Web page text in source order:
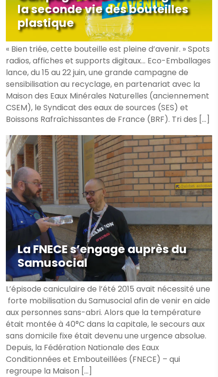
la seconde vie des bouteilles
plastique
« Bien triée, cette bouteille est pleine d’avenir. » Spots
radios, affiches et supports digitaux… Eco-Emballages
lance, du 15 au 22 juin, une grande campagne de
sensibilisation au recyclage, en partenariat avec la
Maison des Eaux Minérales Naturelles (anciennement
CSEM), le Syndicat des eaux de sources (SES) et
Boissons Rafraîchissantes de France (BRF). Tri des […]
La FNECE s’engage auprès du
Samusocial
L’épisode caniculaire de l’été 2015 avait nécessité une
forte mobilisation du Samusocial afin de venir en aide
aux personnes sans-abri. Alors que la température
était montée à 40°C dans la capitale, le secours aux
sans domicile fixe était devenu une urgence absolue.
Depuis, la Fédération Nationale des Eaux
Conditionnées et Embouteillées (FNECE) – qui
regroupe la Maison […]